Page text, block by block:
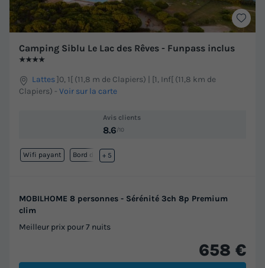
Camping Siblu Le Lac des Rêves - Funpass inclus
★★★★
Lattes]0, 1[ (11,8 m de Clapiers) | [1, Inf[ (11,8 km de
Clapiers) - Voir sur la carte
Avis clients
8.6/10
Wifi payant Bord de mer
+ 5
MOBILHOME 8 personnes - Sérénité 3ch 8p Premium
clim
Meilleur prix pour 7 nuits
658 €